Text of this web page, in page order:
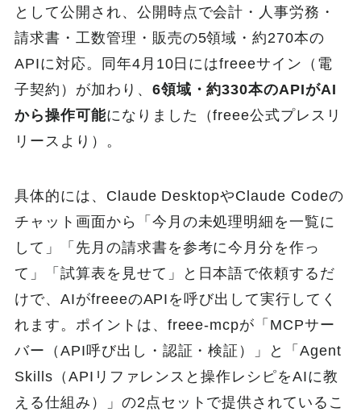
として公開され、公開時点で会計・人事労務・
請求書・工数管理・販売の5領域・約270本の
APIに対応。同年4月10日にはfreeeサイン（電
子契約）が加わり、 6領域・約330本のAPIがAI
から操作可能になりました（freee公式プレスリ
リースより）。
具体的には、Claude DesktopやClaude Codeの
チャット画面から「今月の未処理明細を一覧に
して」「先月の請求書を参考に今月分を作っ
て」「試算表を見せて」と日本語で依頼するだ
けで、AIがfreeeのAPIを呼び出して実行してく
れます。ポイントは、freee-mcpが「MCPサー
バー（API呼び出し・認証・検証）」と「Agent
Skills（APIリファレンスと操作レシピをAIに教
える仕組み）」の2点セットで提供されているこ